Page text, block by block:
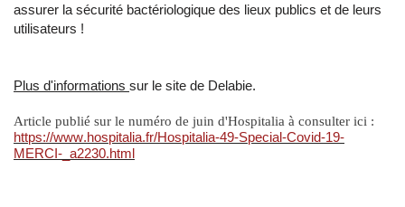
assurer la sécurité bactériologique des lieux publics et de leurs
utilisateurs !
Plus d'informations sur le site de Delabie.
Article publié sur le numéro de juin d'Hospitalia à consulter ici :
https://www.hospitalia.fr/Hospitalia-49-Special-Covid-19-
MERCI-_a2230.html